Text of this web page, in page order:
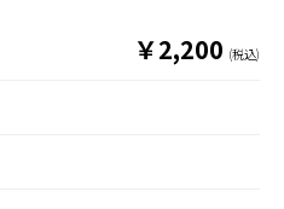
￥2,200 (税込)